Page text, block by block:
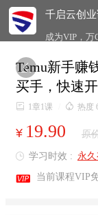
千启云创
成为VIP，万

Temu新手赚
买手，快速
 1章1课  热度
¥ 19.90 原
 学习时效 : 永
 当前课程VIP